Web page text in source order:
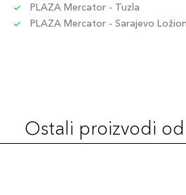
PLAZA Mercator - Tuzla
PLAZA Mercator - Sarajevo
Ostali proizvodi